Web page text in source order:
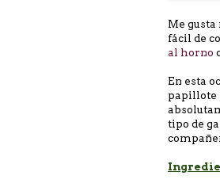
Me
fácil de
al horno
En esta
papillote
tipo de